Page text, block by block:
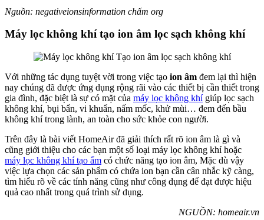
Nguồn: negativeionsinformation chấm org
Máy lọc không khí tạo ion âm lọc sạch không khí
Với những tác dụng tuyệt vời trong việc tạo ion âm đem lại thì hiện
nay chúng đã được ứng dụng rộng rãi vào các thiết bị cần thiết trong
gia đình, đặc biệt là sự có mặt của máy lọc không khígiúp lọc sạch
không khí, bụi bẩn, vi khuẩn, nấm mốc, khử mùi… đem đến bầu
không khí trong lành, an toàn cho sức khỏe con người.
Trên đây là bài viết HomeAir đã giải thích rất rõ ion âm là gì và
cũng giới thiệu cho các bạn một số loại máy lọc không khí hoặc
máy lọc không khí tạo ẩm có chức năng tạo ion âm, Mặc dù vậy
việc lựa chọn các sản phẩm có chứa ion bạn cần cân nhắc kỹ càng,
tìm hiểu rõ về các tính năng cũng như công dụng để đạt được hiệu
quả cao nhất trong quá trình sử dụng.
NGUỒN: homeair.vn